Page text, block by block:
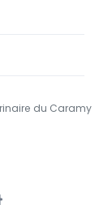
du Caramy